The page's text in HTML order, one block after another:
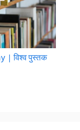
| विश्व पुस्तक